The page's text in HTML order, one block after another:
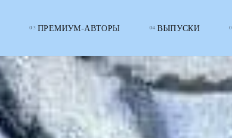
ПРЕМИУМ-АВТОРЫ ВЫПУСКИ